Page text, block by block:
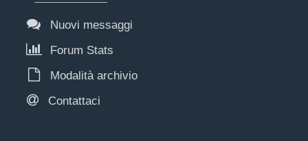
Nuovi messaggi
Forum Stats
Modalità archivio
Contattaci